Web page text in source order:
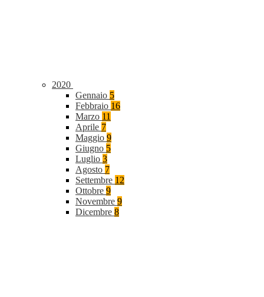
2020
Gennaio 5
Febbraio 16
Marzo 11
Aprile 7
Maggio 9
Giugno 5
Luglio 3
Agosto 7
Settembre 12
Ottobre 9
Novembre 9
Dicembre 8